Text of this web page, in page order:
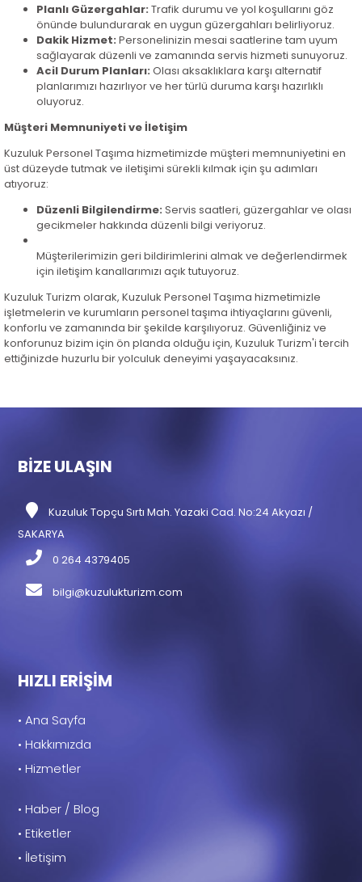
Planlı Güzergahlar: Trafik durumu ve yol koşullarını göz
önünde bulundurarak en uygun güzergahları belirliyoruz.
Dakik Hizmet: Personelinizin mesai saatlerine tam uyum
sağlayarak düzenli ve zamanında servis hizmeti sunuyoruz.
Acil Durum Planları: Olası aksaklıklara karşı alternatif
planlarımızı hazırlıyor ve her türlü duruma karşı hazırlıklı
oluyoruz.
Müşteri Memnuniyeti ve İletişim
Kuzuluk Personel Taşıma hizmetimizde müşteri memnuniyetini en
üst düzeyde tutmak ve iletişimi sürekli kılmak için şu adımları
atıyoruz:
Düzenli Bilgilendirme: Servis saatleri, güzergahlar ve olası
gecikmeler hakkında düzenli bilgi veriyoruz.
Müşterilerimizin geri bildirimlerini almak ve değerlendirmek
için iletişim kanallarımızı açık tutuyoruz.
Kuzuluk Turizm olarak, Kuzuluk Personel Taşıma hizmetimizle
işletmelerin ve kurumların personel taşıma ihtiyaçlarını güvenli,
konforlu ve zamanında bir şekilde karşılıyoruz. Güvenliğiniz ve
konforunuz bizim için ön planda olduğu için, Kuzuluk Turizm'i tercih
ettiğinizde huzurlu bir yolculuk deneyimi yaşayacaksınız.
BİZE ULAŞIN
Kuzuluk Topçu Sırtı Mah. Yazaki Cad. No:24 Akyazı /
SAKARYA
0 264 4379405
bilgi@kuzulukturizm.com
HIZLI ERİŞİM
• Ana Sayfa
• Hakkımızda
• Hizmetler
• Haber / Blog
• Etiketler
• İletişim